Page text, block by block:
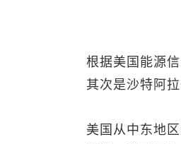
根据美国能源
其次是沙特阿
美国从中东地